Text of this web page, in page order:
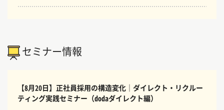
セミナー情報
【8月20日】正社員採用の構造変化｜ダイレクト・リクルー
ティング実践セミナー（dodaダイレクト編）